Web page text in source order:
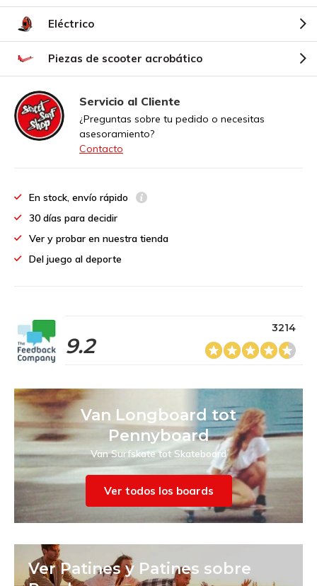
Eléctrico
Piezas de scooter acrobático
Servicio al Cliente
¿Preguntas sobre tu pedido o necesitas
asesoramiento?
Contacto
En stock, envío rápido
30 días para decidir
Ver y probar en nuestra tienda
Del juego al deporte
9.2
3214
Van Longboard tot
Pennyboard
Van Surfskate tot Skateboard
Ver todos los boards
Ver Patines y Patines sobre